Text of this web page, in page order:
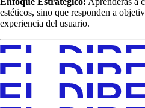
estéticos, sino que responden a
experiencia del usuario.